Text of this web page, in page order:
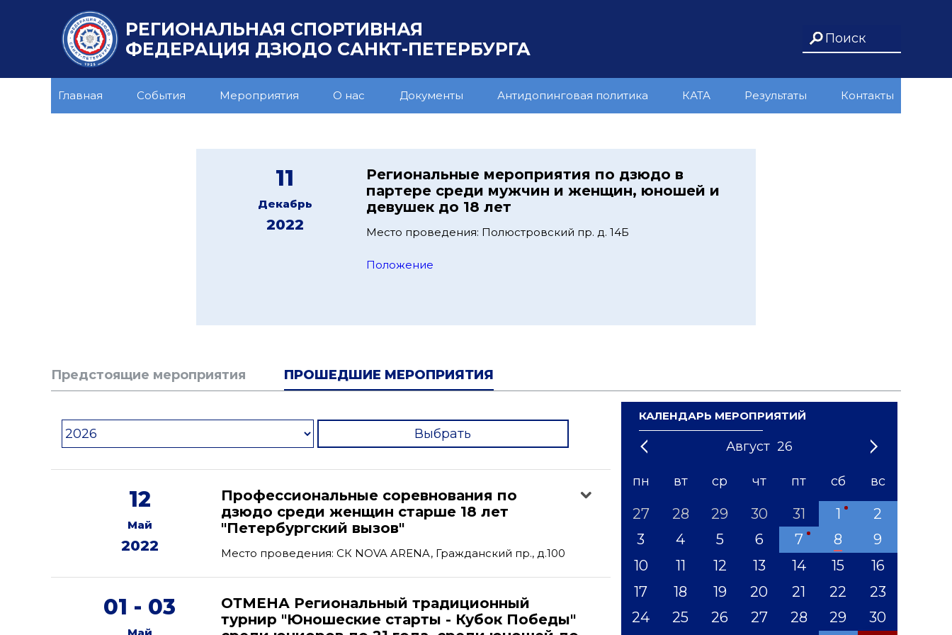
РЕГИОНАЛЬНАЯ СПОРТИВНАЯ
ФЕДЕРАЦИЯ ДЗЮДО САНКТ-ПЕТЕРБУРГА
Главная События Мероприятия О нас Документы Антидопинговая политика КАТА Результаты Контакты
11
Декабрь
2022
Региональные мероприятия по дзюдо в
партере среди мужчин и женщин, юношей и
девушек до 18 лет
Место проведения: Полюстровский пр. д. 14Б
Положение
Предстоящие мероприятия ПРОШЕДШИЕ МЕРОПРИЯТИЯ
Выбрать
12
Май
2022
Профессиональные соревнования по
дзюдо среди женщин старше 18 лет
"Петербургский вызов"
Место проведения: СК NOVA ARENA, Гражданский пр., д.100
01 - 03
ОТМЕНА Региональный традиционный
турнир "Юношеские старты - Кубок Победы"
КАЛЕНДАРЬ МЕРОПРИЯТИЙ
Август 26
1 3 5 8 10 12
'21 '23 '24 '25 '26 '27 '28 '29 '31
пн вт ср чт пт сб вс
27 28 29 30 31 1
2
3
4 5 6 7 8
9
10
11 12 13 14 15
16
17
18 19 20 21 22
23
24
25 26 27 28 29
30